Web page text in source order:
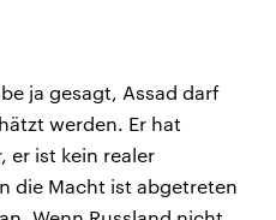
ja gesagt, Assad darf
werden. Er hat
er ist kein realer
die Macht ist abgetreten